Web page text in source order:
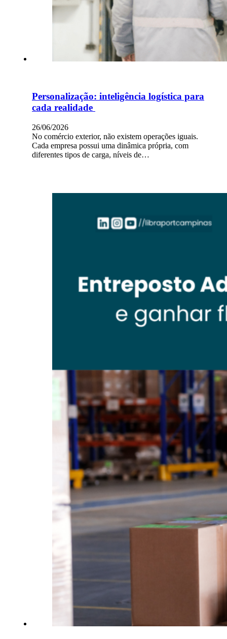
Personalização: inteligência logística para
cada realidade
26/06/2026
No comércio exterior, não existem operações iguais.
Cada empresa possui uma dinâmica própria, com
diferentes tipos de carga, níveis de…